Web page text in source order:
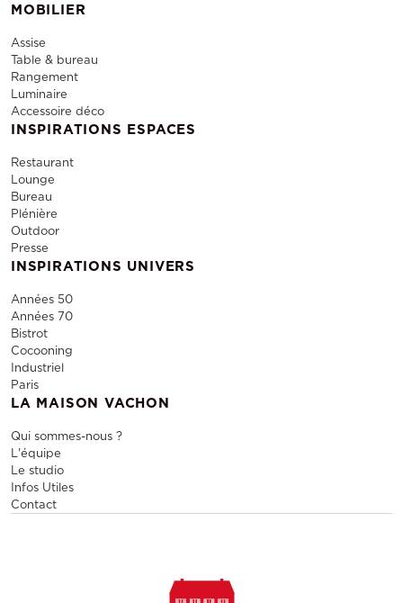
MOBILIER
Assise
Table & bureau
Rangement
Luminaire
Accessoire déco
INSPIRATIONS ESPACES
Restaurant
Lounge
Bureau
Plénière
Outdoor
Presse
INSPIRATIONS UNIVERS
Années 50
Années 70
Bistrot
Cocooning
Industriel
Paris
LA MAISON VACHON
Qui sommes-nous ?
L'équipe
Le studio
Infos Utiles
Contact